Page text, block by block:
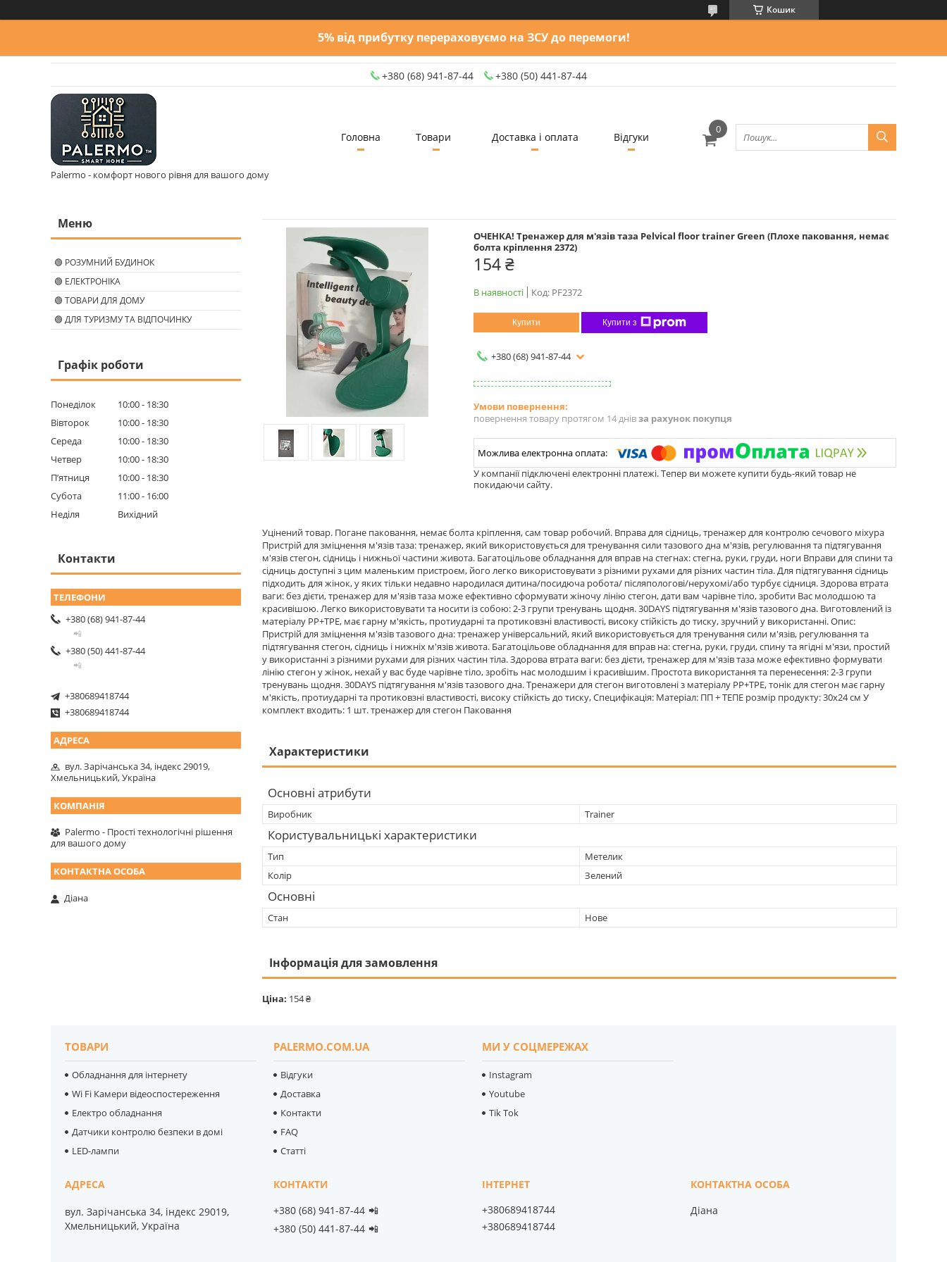
Кошик
5% від прибутку перераховуємо на ЗСУ до перемоги!
+380 (68) 941-87-44 +380 (50) 441-87-44
Palermo - комфорт нового рівня для вашого дому
Головна Товари Доставка і оплата Відгуки
ОЧЕНКА! Тренажер для м'язів таза Pelvical floor trainer Green (Плохе паковання, немає
болта кріплення 2372)
154 ₴
В наявності Код: PF2372
Купити Купити з
+380 (68) 941-87-44
повернення товару протягом 14 днівза рахунок покупця
У компанії підключені електронні платежі. Тепер ви можете купити будь-який товар не
покидаючи сайту.
Уцінений товар. Погане паковання, немає болта кріплення, сам товар робочий. Вправа для сідниць, тренажер для контролю сечового міхура
Пристрій для зміцнення м'язів таза: тренажер, який використовується для тренування сили тазового дна м'язів, регулювання та підтягування
м'язів стегон, сідниць і нижньої частини живота. Багатоцільове обладнання для вправ на стегнах: стегна, руки, груди, ноги Вправи для спини та
сідниць доступні з цим маленьким пристроєм, його легко використовувати з різними рухами для різних частин тіла. Для підтягування сідниць
підходить для жінок, у яких тільки недавно народилася дитина/посидюча робота/ післяпологові/нерухомі/або турбує сідниця. Здорова втрата
ваги: без дієти, тренажер для м'язів таза може ефективно сформувати жіночу лінію стегон, дати вам чарівне тіло, зробити Вас молодшою та
красивішою. Легко використовувати та носити із собою: 2-3 групи тренувань щодня. 30DAYS підтягування м'язів тазового дна. Виготовлений із
матеріалу PP+TPE, має гарну м'якість, протиударні та протиковзні властивості, високу стійкість до тиску, зручний у використанні. Опис:
Пристрій для зміцнення м'язів тазового дна: тренажер універсальний, який використовується для тренування сили м'язів, регулювання та
підтягування стегон, сідниць і нижніх м'язів живота. Багатоцільове обладнання для вправ на: стегна, руки, груди, спину та ягідні м'язи, простий
у використанні з різними рухами для різних частин тіла. Здорова втрата ваги: без дієти, тренажер для м'язів таза може ефективно формувати
лінію стегон у жінок, нехай у вас буде чарівне тіло, зробіть нас молодшим і красивішим. Простота використання та перенесення: 2-3 групи
тренувань щодня. 30DAYS підтягування м'язів тазового дна. Тренажери для стегон виготовлені з матеріалу PP+TPE, тонік для стегон має гарну
м'якість, протиударні та протиковзні властивості, високу стійкість до тиску, Специфікація: Матеріал: ПП + ТЕПЕ розмір продукту: 30x24 см У
комплект входить: 1 шт. тренажер для стегон Паковання
Характеристики
Основні атрибути
Виробник Trainer
Користувальницькі характеристики
Тип
Метелик
Колір
Зелений
Основні
Стан Нове
Інформація для замовлення
Ціна: 154 ₴
🟢 РОЗУМНИЙ БУДИНОК
🟢 ЕЛЕКТРОНІКА
🟢 ТОВАРИ ДЛЯ ДОМУ
🟢 ДЛЯ ТУРИЗМУ ТА ВІДПОЧИНКУ
Графік роботи
Понеділок 10:00
18:30
Вівторок
10:00
18:30
Середа
10:00
18:30
Четвер
10:00
18:30
Пʼятниця
10:00
18:30
Субота
11:00
16:00
Неділя
Вихідний
Контакти
+380 (68) 941-87-44
📲
+380 (50) 441-87-44
📲
+380689418744
+380689418744
вул. Зарічанська 34, індекс 29019,
Хмельницький, Україна
Palermo - Прості технологічні рішення
для вашого дому
Діана
ТОВАРИ
Обладнання для інтернету
Wi Fi Камери відеоспостереження
Електро обладнання
Датчики контролю безпеки в домі
LED-лампи
PALERMO.COM.UA
Відгуки
Доставка
Контакти
FAQ
Статті
МИ У СОЦМЕРЕЖАХ
Instagram
Youtube
Tik Tok
вул. Зарічанська 34, індекс 29019,
Хмельницький, Україна
+380 (68) 941-87-44 📲
+380 (50) 441-87-44 📲
+380689418744
+380689418744
Діана